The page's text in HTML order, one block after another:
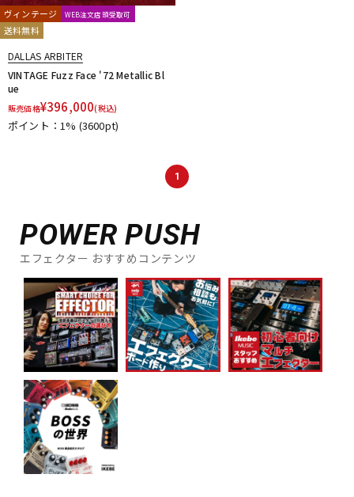
中古
ヴィンテージ WEB注文店頭受取可
送料無料
DALLAS ARBITER
VINTAGE Fuzz Face '72 Metallic Bl
ue
販売価格¥396,000(税込)
ポイント：1% (3600pt)
1
POWER PUSH
エフェクター おすすめコンテンツ